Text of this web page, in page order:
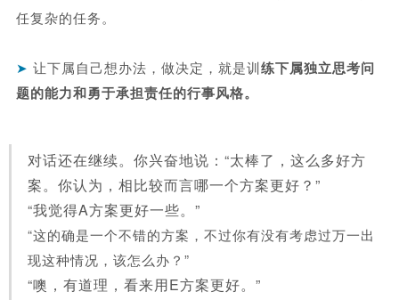
任复杂的任务。
➤ 让下属自己想办法，做决定，就是训练下属独立思考问
题的能力和勇于承担责任的行事风格。
对话还在继续。你兴奋地说：“太棒了，这么多好方
案。你认为，相比较而言哪一个方案更好？”
“我觉得A方案更好一些。”
“这的确是一个不错的方案，不过你有没有考虑过万一出
现这种情况，该怎么办？”
“噢，有道理，看来用E方案更好。”